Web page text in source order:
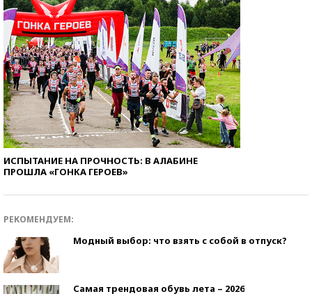
ИСПЫТАНИЕ НА ПРОЧНОСТЬ: В АЛАБИНЕ
ПРОШЛА «ГОНКА ГЕРОЕВ»
РЕКОМЕНДУЕМ:
Модный выбор: что взять с собой в отпуск?
Самая трендовая обувь лета – 2026